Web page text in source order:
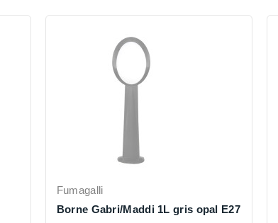
Fumagalli
Borne Gabri/Maddi 1L gris opal E27